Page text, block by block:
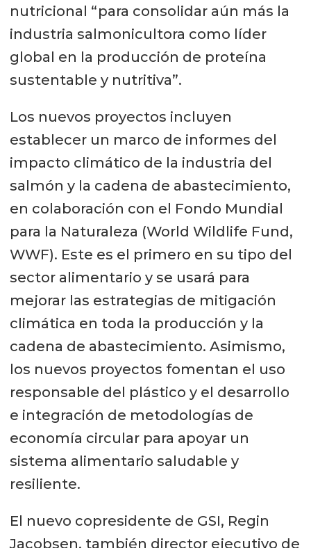
nutricional “para consolidar aún más la
industria salmonicultora como líder
global en la producción de proteína
sustentable y nutritiva”.
Los nuevos proyectos incluyen
establecer un marco de informes del
impacto climático de la industria del
salmón y la cadena de abastecimiento,
en colaboración con el Fondo Mundial
para la Naturaleza (World Wildlife Fund,
WWF). Este es el primero en su tipo del
sector alimentario y se usará para
mejorar las estrategias de mitigación
climática en toda la producción y la
cadena de abastecimiento. Asimismo,
los nuevos proyectos fomentan el uso
responsable del plástico y el desarrollo
e integración de metodologías de
economía circular para apoyar un
sistema alimentario saludable y
resiliente.
El nuevo copresidente de GSI, Regin
Jacobsen, también director ejecutivo de